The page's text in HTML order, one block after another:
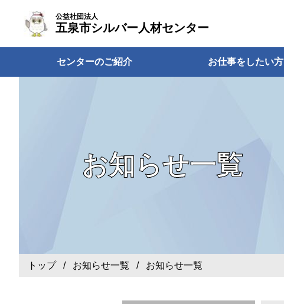
公益社団法人
五泉市シルバー人材センター
センターのご紹介 お仕事をしたい方
お知らせ一覧
トップ/ お知らせ一覧 / お知らせ一覧